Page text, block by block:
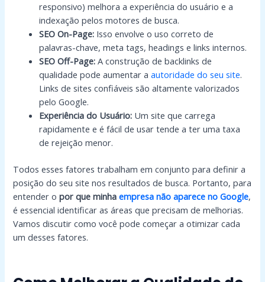
responsivo) melhora a experiência do usuário e a
indexação pelos motores de busca.
SEO On-Page: Isso envolve o uso correto de
palavras-chave, meta tags, headings e links internos.
SEO Off-Page: A construção de backlinks de
qualidade pode aumentar aautoridade do seu site.
Links de sites confiáveis são altamente valorizados
pelo Google.
Experiência do Usuário: Um site que carrega
rapidamente e é fácil de usar tende a ter uma taxa
de rejeição menor.
Todos esses fatores trabalham em conjunto para definir a
posição do seu site nos resultados de busca. Portanto, para
entender opor que minhaempresa não aparece no Google,
é essencial identificar as áreas que precisam de melhorias.
Vamos discutir como você pode começar a otimizar cada
um desses fatores.